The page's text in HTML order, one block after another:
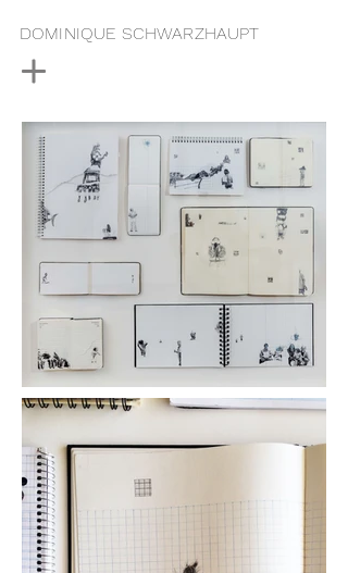
DOMINIQUE SCHWARZHAUPT